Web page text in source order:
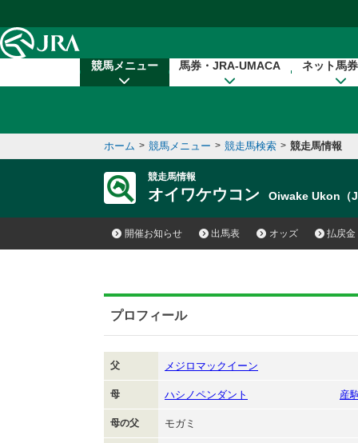
競馬メニュー 馬券・JRA-UMACA ネット馬
ホーム > 競馬メニュー > 競走馬検索 > 競走馬情報
競走馬情報
オイワケウコン Oiwake Ukon（
開催お知らせ 出馬表 オッズ 払戻金
プロフィール
父 メジロマックイーン
母 ハシノペンダント 産
母の父 モガミ